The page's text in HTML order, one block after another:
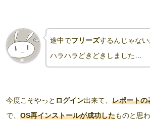
途中でフリーズするんじゃない
ハラハラどきどきしました…
今度こそやっと ログイン出来て、 レポートの
で、 OS再インストールが成功したものと思